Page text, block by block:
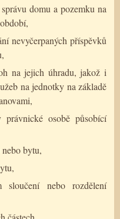
domu a pozemku na
nevyčerpaných příspěvků
na jejich úhradu, jakož i
na jednotky na základě
právnické osobě působící
bytu,
sloučení nebo rozdělení